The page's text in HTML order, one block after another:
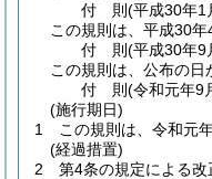
付 則(平成30年1
この規則は、平成30年
付 則(平成30年9
この規則は、公布の日
付 則(令和元年9
(施行期日)
1
この規則は、令和元
(経過措置)
2
第4条の規定による